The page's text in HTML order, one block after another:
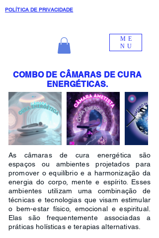
ME
NU
POLÍTICA DE PRIVACIDADE
COMBO DE CÂMARAS DE CURA
ENERGÉTICAS.
As câmaras de cura energética são
espaços ou ambientes projetados para
promover o equilíbrio e a harmonização da
energia do corpo, mente e espírito. Esses
ambientes utilizam uma combinação de
técnicas e tecnologias que visam estimular
o bem-estar físico, emocional e espiritual.
Elas são frequentemente associadas a
práticas holísticas e terapias alternativas.